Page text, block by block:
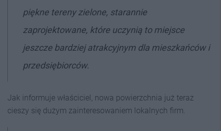
piękne tereny zielone, starannie
zaprojektowane, które uczynią to miejsce
jeszcze bardziej atrakcyjnym dla mieszkańców i
przedsiębiorców.
Jak informuje właściciel, nowa powierzchnia już teraz
cieszy się dużym zainteresowaniem lokalnych firm.